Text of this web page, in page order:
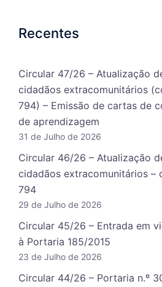
Recentes
Circular 47/26 – Atualização
cidadãos extracomunitários
794) – Emissão de cartas de
de aprendizagem
31 de Julho de 2026
Circular 46/26 – Atualização
cidadãos extracomunitários –
794
29 de Julho de 2026
Circular 45/26 – Entrada em
à Portaria 185/2015
23 de Julho de 2026
Circular 44/26 – Portaria n.º